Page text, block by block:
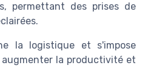
permettant des prises de
la logistique et s'impose
la productivité et